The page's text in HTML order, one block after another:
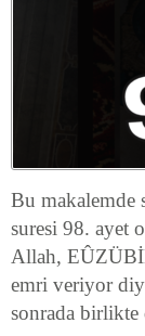
Bu makalemde
suresi 98. ayet
Allah,
emri veriyor
sonrada birlikte